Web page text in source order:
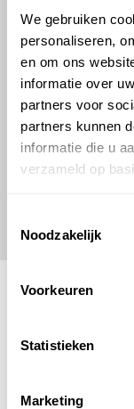
We gebruiken
personaliseren,
en om ons
informatie over
partners voor
partners kunnen
informatie die u
verzameld op
Noodzakelijk
Voorkeuren
Statistieken
Marketing
veroorzaakt
informatie. Door
raadplegen en
hij/zij de
om de vereiste
veilige en
vrijwaart en
Energiesvoor